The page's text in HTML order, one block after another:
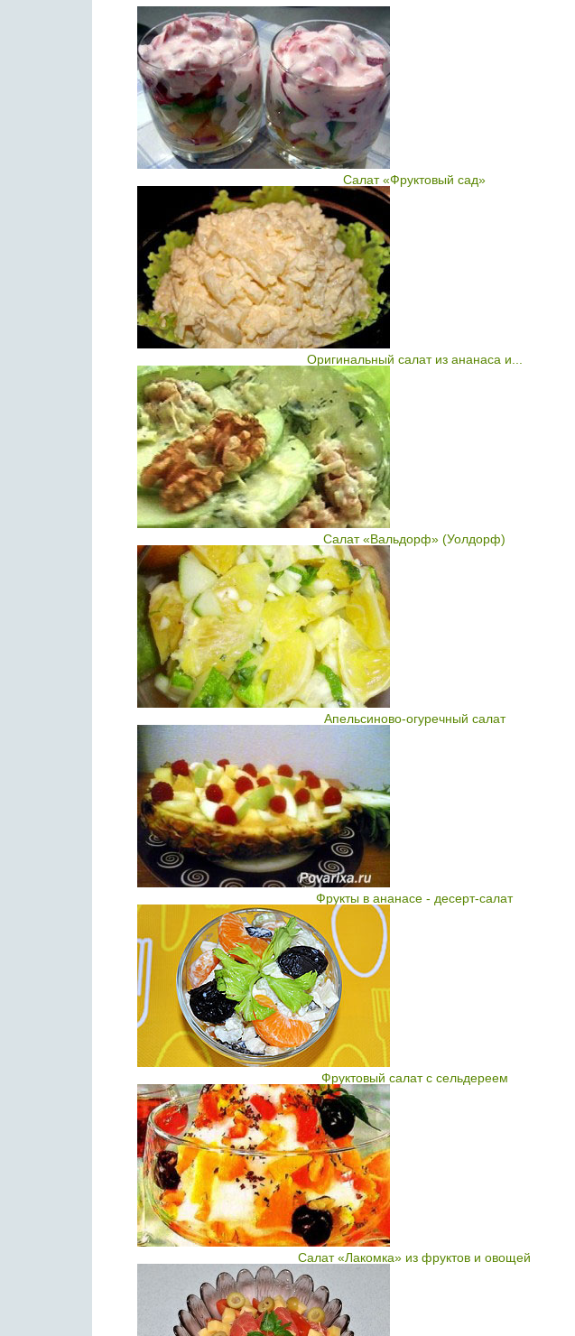
Салат «Фруктовый сад»
Оригинальный салат из ананаса и...
Салат «Вальдорф» (Уолдорф)
Апельсиново-огуречный салат
Фрукты в ананасе - десерт-салат
Фруктовый салат с сельдереем
Салат «Лакомка» из фруктов и овощей